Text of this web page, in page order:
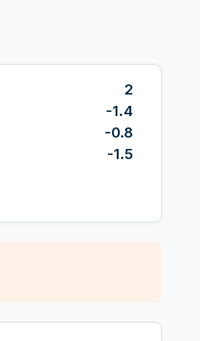
2
-1.4
-0.8
-1.5